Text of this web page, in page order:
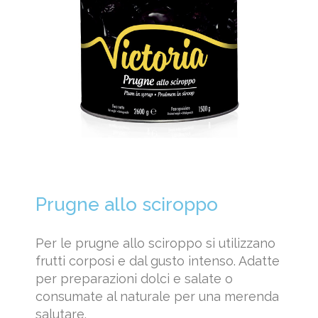
Prugne allo sciroppo
Per le prugne allo sciroppo si utilizzano
frutti corposi e dal gusto intenso. Adatte
per preparazioni dolci e salate o
consumate al naturale per una merenda
salutare.